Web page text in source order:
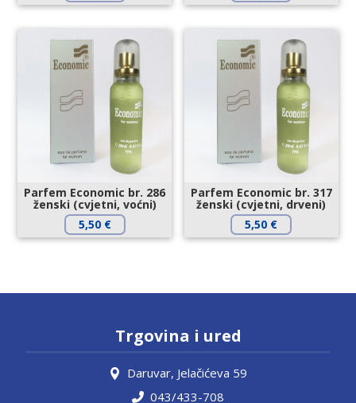
Parfem Economic br. 286
ženski (cvjetni, voćni)
5,50 €
Parfem Economic br. 317
ženski (cvjetni, drveni)
5,50 €
Trgovina i ured
Daruvar, Jelačićeva 59
043/433-708